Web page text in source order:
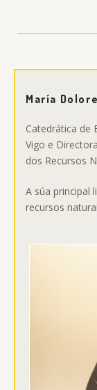
María
Catedrática de
Vigo e
dos Recursos
A súa principal
recursos